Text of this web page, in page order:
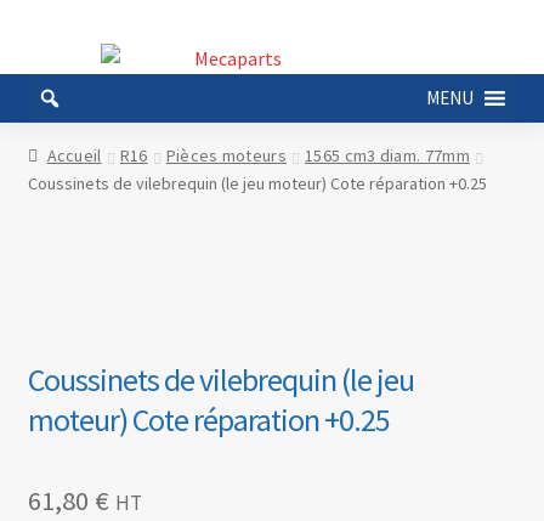
la
navigation
au
contenu
MENU
Accueil R16 Pièces moteurs
1565 cm3 diam. 77mm
Coussinets de vilebrequin (le jeu moteur) Cote réparation +0.25
Coussinets de vilebrequin (le jeu
moteur) Cote réparation +0.25
61,80 € HT